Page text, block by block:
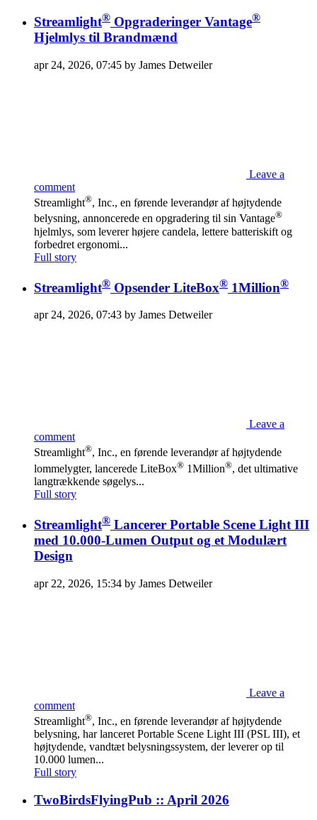
Streamlight® Opgraderinger Vantage®
Hjelmlys til Brandmænd
apr 24, 2026, 07:45 by James Detweiler
Leave a
comment
Streamlight®, Inc., en førende leverandør af højtydende
belysning, annoncerede en opgradering til sin Vantage®
hjelmlys, som leverer højere candela, lettere batteriskift og
forbedret ergonomi...
Full story
Streamlight® Opsender LiteBox® 1Million®
apr 24, 2026, 07:43 by James Detweiler
Leave a
comment
Streamlight®, Inc., en førende leverandør af højtydende
lommelygter, lancerede LiteBox® 1Million®, det ultimative
langtrækkende søgelys...
Full story
Streamlight® Lancerer Portable Scene Light III
med 10.000-Lumen Output og et Modulært
Design
apr 22, 2026, 15:34 by James Detweiler
Leave a
comment
Streamlight®, Inc., en førende leverandør af højtydende
belysning, har lanceret Portable Scene Light III (PSL III), et
højtydende, vandtæt belysningssystem, der leverer op til
10.000 lumen...
Full story
TwoBirdsFlyingPub :: April 2026